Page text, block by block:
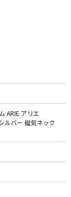
ARIE アリエ
バー 磁気ネック